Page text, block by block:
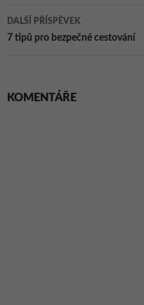
příspěvky
DALŠÍ PŘÍSPĚVEK
7 tipů pro bezpečné cestování
KOMENTÁŘE